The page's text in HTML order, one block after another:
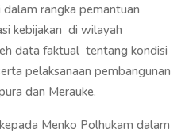
dalam rangka pemantuan
kebijakan di wilayah
data faktual tentang kondisi
pelaksanaan pembangunan
dan Merauke.
Menko Polhukam dalam